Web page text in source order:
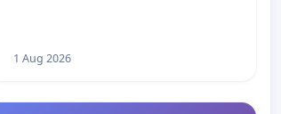
1 Aug 2026